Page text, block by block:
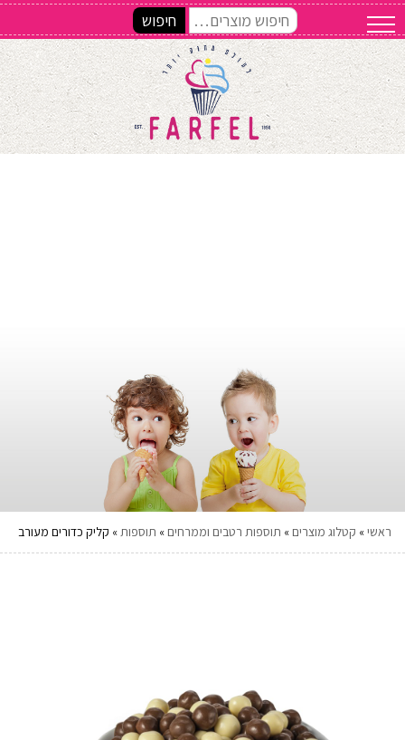
חיפוש
ראשי» קטלוג מוצרים » תוספות רטבים וממרחים » תוספות» קליק כדורים מעורב